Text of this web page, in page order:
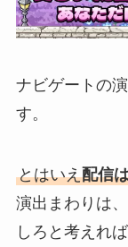
ナビゲートの
す。
とはいえ配信
演出まわりは
しろと考えれ